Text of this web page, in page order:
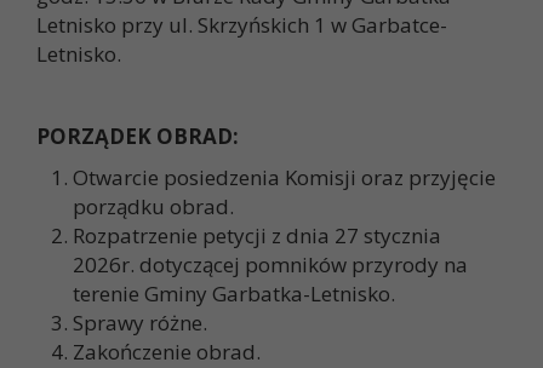
Letnisko przy ul. Skrzyńskich 1 w Garbatce-
Letnisko.
PORZĄDEK OBRAD:
Otwarcie posiedzenia Komisji oraz przyjęcie
porządku obrad.
Rozpatrzenie petycji z dnia 27 stycznia
2026r. dotyczącej pomników przyrody na
terenie Gminy Garbatka-Letnisko.
Sprawy różne.
Zakończenie obrad.